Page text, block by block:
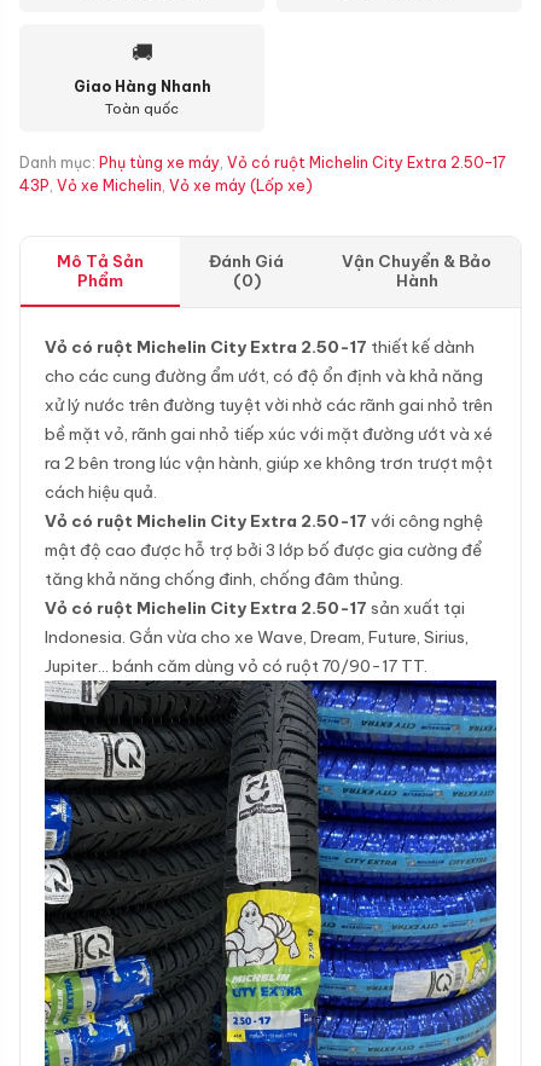
🚚
Giao Hàng Nhanh
Toàn quốc
Danh mục: Phụ tùng xe máy, Vỏ có ruột Michelin City Extra 2.50-17
43P, Vỏ xe Michelin, Vỏ xe máy (Lốp xe)
Mô Tả Sản
Phẩm
Đánh Giá
(0)
Vận Chuyển & Bảo
Hành
Vỏ có ruột Michelin City Extra 2.50-17 thiết kế dành
cho các cung đường ẩm ướt, có độ ổn định và khả năng
xử lý nước trên đường tuyệt vời nhờ các rãnh gai nhỏ trên
bề mặt vỏ, rãnh gai nhỏ tiếp xúc với mặt đường ướt và xé
ra 2 bên trong lúc vận hành, giúp xe không trơn trượt một
cách hiệu quả.
Vỏ có ruột Michelin City Extra 2.50-17 với công nghệ
mật độ cao được hỗ trợ bởi 3 lớp bố được gia cường để
tăng khả năng chống đinh, chống đâm thủng.
Vỏ có ruột Michelin City Extra 2.50-17 sản xuất tại
Indonesia. Gắn vừa cho xe Wave, Dream, Future, Sirius,
Jupiter… bánh căm dùng vỏ có ruột 70/90-17 TT.